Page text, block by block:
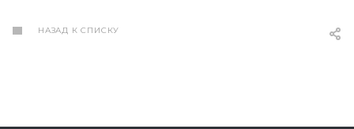
НАЗАД К СПИСКУ